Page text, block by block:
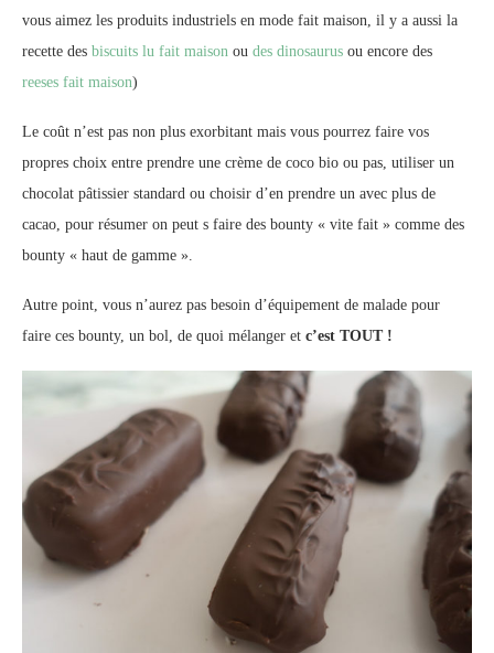
vous aimez les produits industriels en mode fait maison, il y a aussi la
recette des biscuits lu fait maison ou des dinosaurus ou encore des
reeses fait maison)
Le coût n’est pas non plus exorbitant mais vous pourrez faire vos
propres choix entre prendre une crème de coco bio ou pas, utiliser un
chocolat pâtissier standard ou choisir d’en prendre un avec plus de
cacao, pour résumer on peut s faire des bounty « vite fait » comme des
bounty « haut de gamme ».
Autre point, vous n’aurez pas besoin d’équipement de malade pour
faire ces bounty, un bol, de quoi mélanger et c’est TOUT !